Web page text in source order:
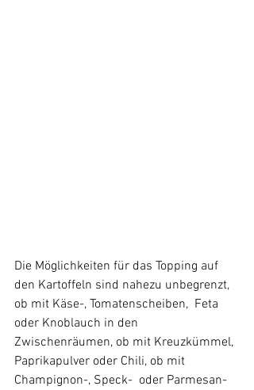
Die Möglichkeiten für das Topping auf
den Kartoffeln sind nahezu unbegrenzt,
ob mit Käse-, Tomatenscheiben,  Feta
oder Knoblauch in den
Zwischenräumen, ob mit Kreuzkümmel,
Paprikapulver oder Chili, ob mit
Champignon-, Speck-  oder Parmesan-